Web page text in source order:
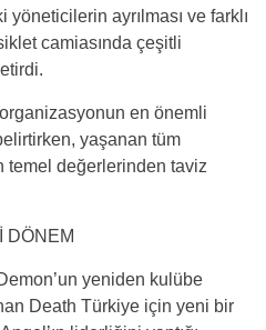
yöneticilerin ayrılması ve farklı
camiasında çeşitli
en önemli
yaşanan tüm
temel değerlerinden taviz
DÖNEM
yeniden kulübe
Death Türkiye için yeni bir